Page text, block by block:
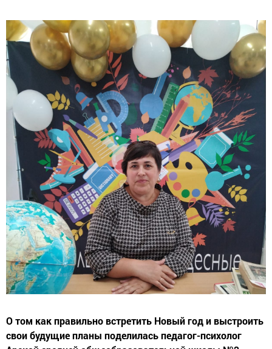
свои будущие планы поделилась педагог-психолог
Арской средней общеобразовательной школы №2